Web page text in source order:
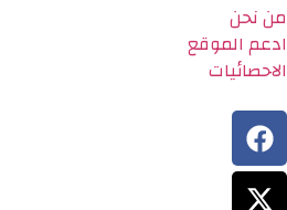
من نحن
ادعم الموقع
الاحصائيات